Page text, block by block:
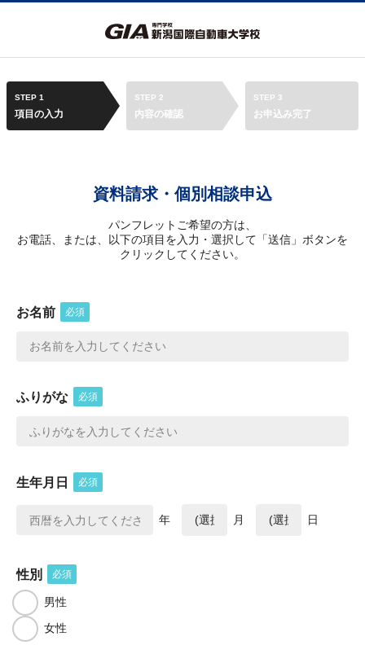
STEP 1
項目の入力
STEP 2
内容の確認
STEP 3
お申込み完了
資料請求・個別相談申込
パンフレットご希望の方は、
お電話、または、以下の項目を入力・選択して「送信」ボタンを
クリックしてください。
お名前 必須
ふりがな 必須
生年月日 必須
年 月 日
性別 必須
男性
女性